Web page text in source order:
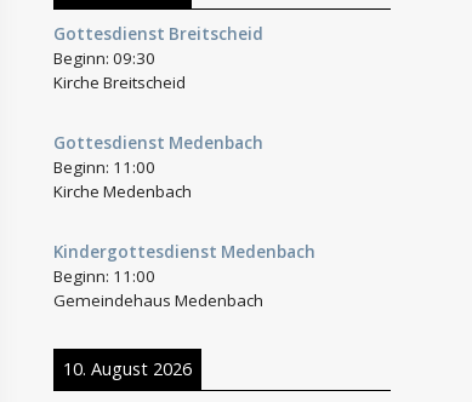
Gottesdienst Breitscheid
Beginn:09:30
Kirche Breitscheid
Gottesdienst Medenbach
Beginn: 11:00
Kirche Medenbach
Kindergottesdienst Medenbach
Beginn: 11:00
Gemeindehaus Medenbach
10. August 2026